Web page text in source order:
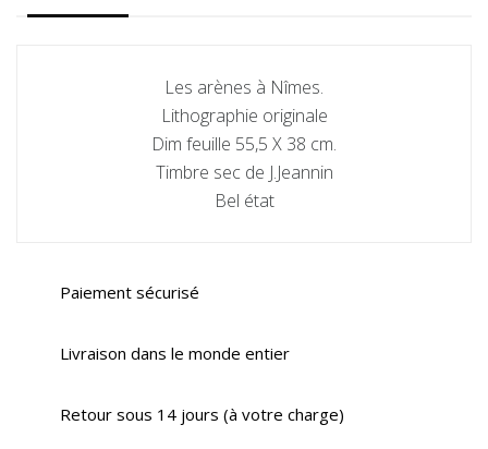
Les arènes à Nîmes.
Lithographie originale
Dim feuille 55,5 X 38 cm.
Timbre sec de J.Jeannin
Bel état
Paiement sécurisé
Livraison dans le monde entier
Retour sous 14 jours (à votre charge)